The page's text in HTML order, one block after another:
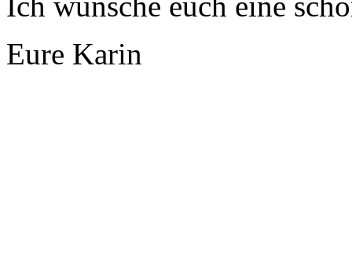
Eure Karin